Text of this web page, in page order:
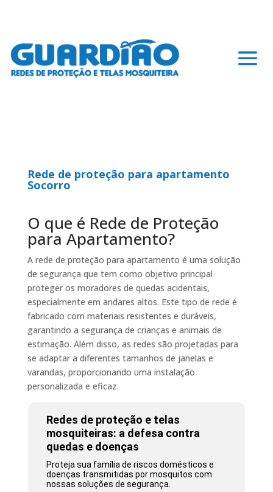
Rede de proteção para apartamento
Socorro
O que é Rede de Proteção
para Apartamento?
A rede de proteção para apartamento é uma solução
de segurança que tem como objetivo principal
proteger os moradores de quedas acidentais,
especialmente em andares altos. Este tipo de rede é
fabricado com materiais resistentes e duráveis,
garantindo a segurança de crianças e animais de
estimação. Além disso, as redes são projetadas para
se adaptar a diferentes tamanhos de janelas e
varandas, proporcionando uma instalação
personalizada e eficaz.
Redes de proteção e telas
mosquiteiras: a defesa contra
quedas e doenças
Proteja sua família de riscos domésticos e
doenças transmitidas por mosquitos com
nossas soluções de segurança.